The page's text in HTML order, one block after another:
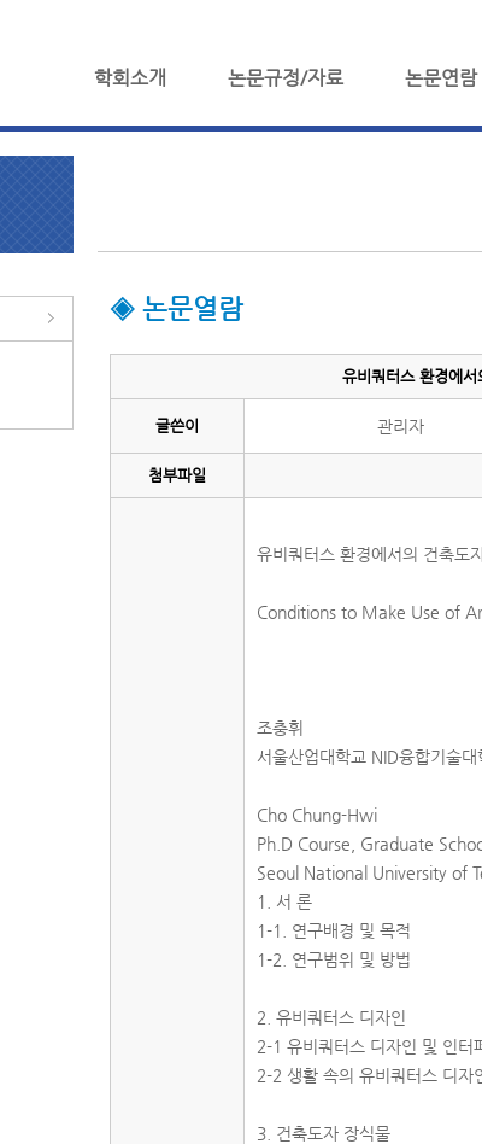
학회소개 논문규정/자료 논문연람
◈ 논문열람
유비쿼터스 환경에
글쓴이 관리자
첨부파일
유비쿼터스 환경에서의 건축도
Conditions to Make Use of
조충휘
서울산업대학교 NID융합기술
Cho Chung-Hwi
Ph.D Course, Graduate
Seoul National University of
1. 서 론
1-1. 연구배경 및 목적
1-2. 연구범위 및 방법
2. 유비쿼터스 디자인
2-1 유비쿼터스 디자인 및 인터
2-2 생활 속의 유비쿼터스 디자
3. 건축도자 장식물